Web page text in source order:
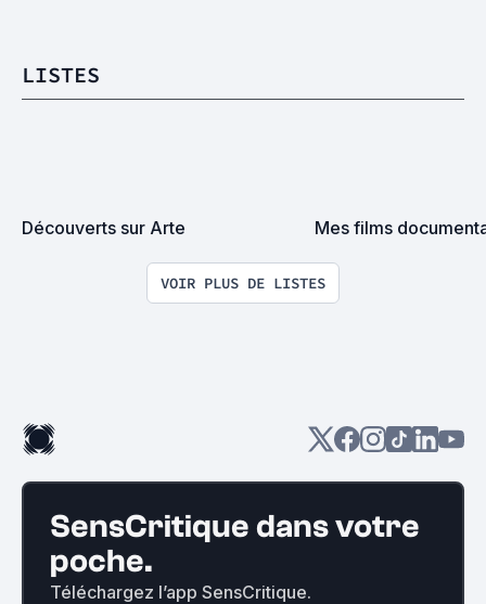
LISTES
Découverts sur Arte Mes films
VOIR PLUS DE LISTES
SensCritique dans votre
poche.
Téléchargez l’app SensCritique.